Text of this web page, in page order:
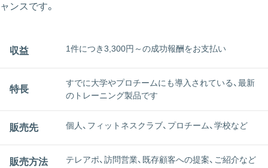
ャンスです。
収益 1件につき3,300円～の成功報酬をお支払い
特長
すでに大学やプロチームにも導入されている、最新
のトレーニング製品です
販売先 個人、フィットネスクラブ、プロチーム、学校など
販売方法 テレアポ、訪問営業、既存顧客への提案、ご紹介など